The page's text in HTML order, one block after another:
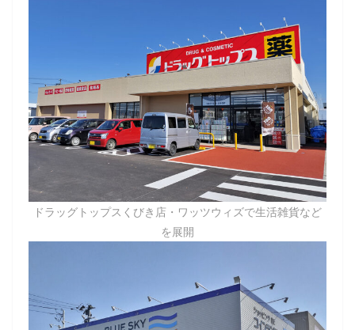
ドラッグトップスくびき店・ワッツウィズで生活雑貨など
を展開